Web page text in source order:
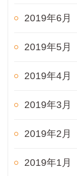
2019年6月
2019年5月
2019年4月
2019年3月
2019年2月
2019年1月